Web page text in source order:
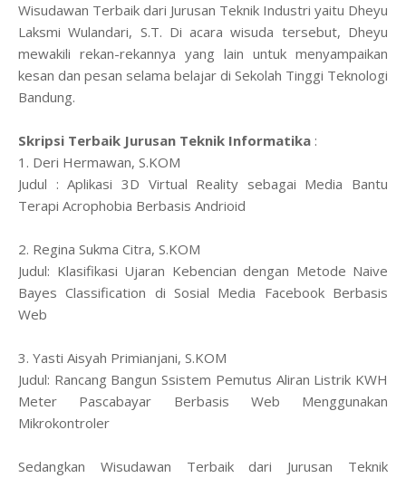
Wisudawan Terbaik dari Jurusan Teknik Industri yaitu Dheyu
Laksmi Wulandari, S.T. Di acara wisuda tersebut, Dheyu
mewakili rekan-rekannya yang lain untuk menyampaikan
kesan dan pesan selama belajar di Sekolah Tinggi Teknologi
Bandung.
Skripsi Terbaik Jurusan Teknik Informatika :
1. Deri Hermawan, S.KOM
Judul : Aplikasi 3D Virtual Reality sebagai Media Bantu
Terapi Acrophobia Berbasis Andrioid
2. Regina Sukma Citra, S.KOM
Judul: Klasifikasi Ujaran Kebencian dengan Metode Naive
Bayes Classification di Sosial Media Facebook Berbasis
Web
3. Yasti Aisyah Primianjani, S.KOM
Judul: Rancang Bangun Ssistem Pemutus Aliran Listrik KWH
Meter Pascabayar Berbasis Web Menggunakan
Mikrokontroler
Sedangkan Wisudawan Terbaik dari Jurusan Teknik